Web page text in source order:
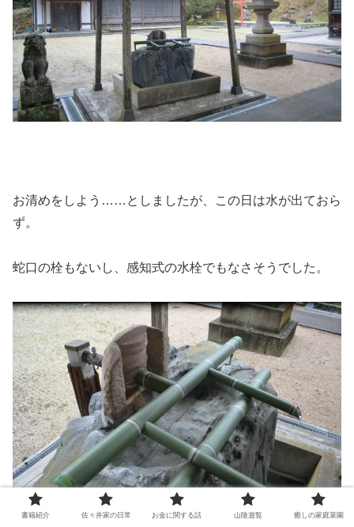
お清めをしよう……としましたが、この日は水が出ておら
ず。
蛇口の栓もないし、感知式の水栓でもなさそうでした。
書籍紹介 佐々井家の日常 お金に関する話 山陰遊覧 癒しの家庭菜園